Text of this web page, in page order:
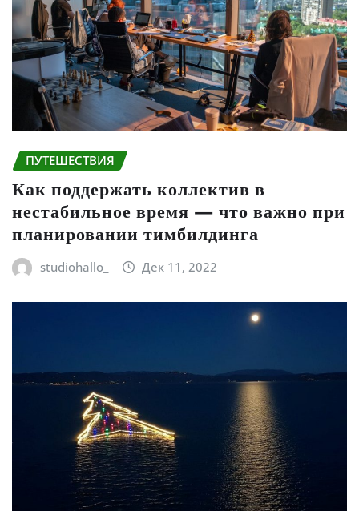
ПУТЕШЕСТВИЯ
Как поддержать коллектив в
нестабильное время — что важно при
планировании тимбилдинга
studiohallo_ Дек 11, 2022